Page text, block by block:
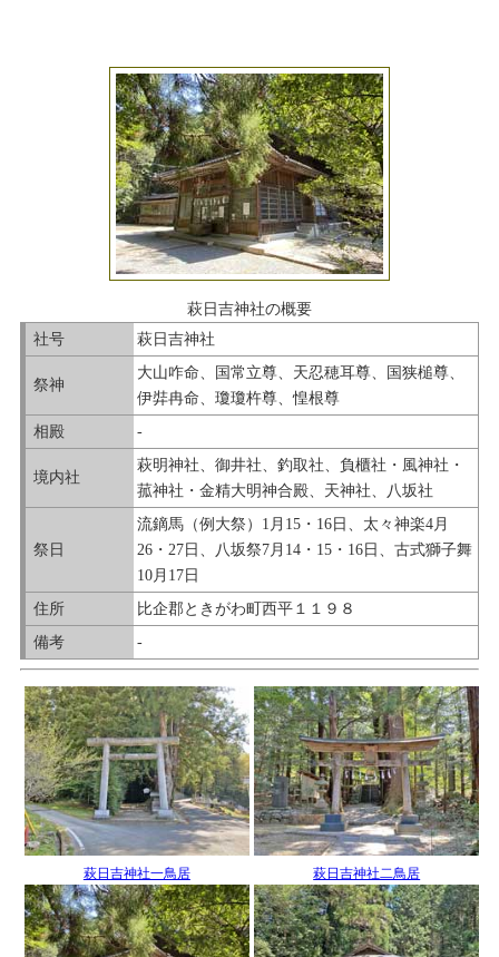
萩日吉神社の概要
社号
萩日吉神社
祭神
大山咋命、国常立尊、天忍穂耳尊、国狭槌尊、
伊弉冉命、瓊瓊杵尊、惶根尊
相殿
-
境内社
萩明神社、御井社、釣取社、負櫃社・風神社・
菰神社・金精大明神合殿、天神社、八坂社
祭日
流鏑馬（例大祭）1月15・16日、太々神楽4月
26・27日、八坂祭7月14・15・16日、古式獅子舞
10月17日
住所
比企郡ときがわ町西平１１９８
備考
-
萩日吉神社一鳥居 萩日吉神社二鳥居